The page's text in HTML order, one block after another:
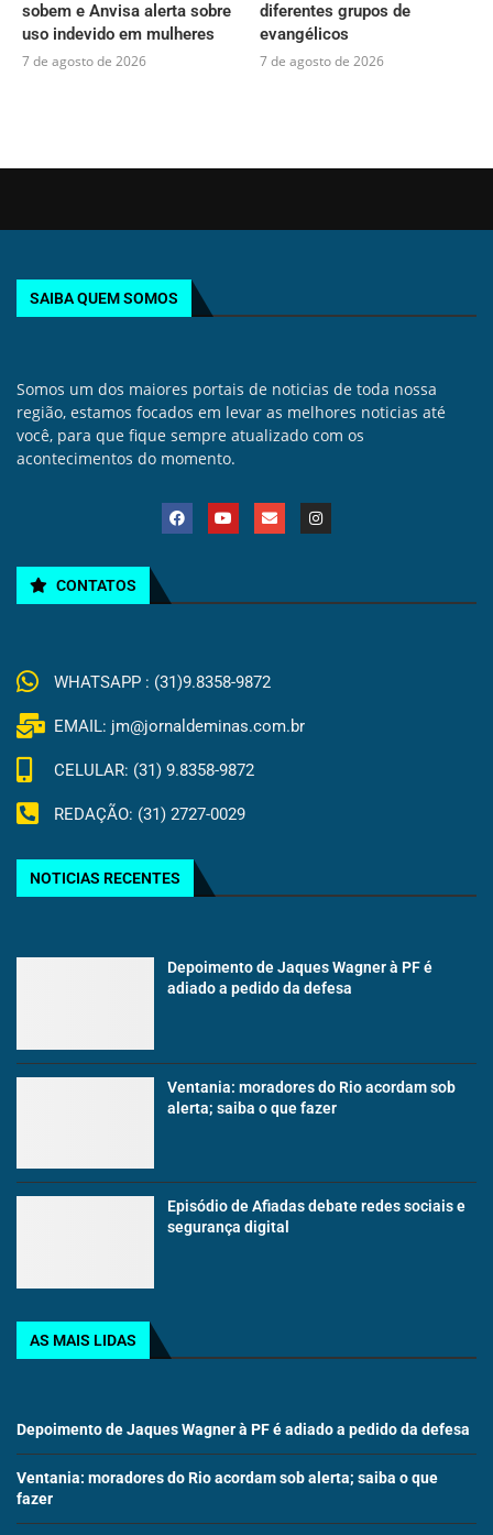
sobem e Anvisa alerta sobre
uso indevido em mulheres
7 de agosto de 2026
diferentes grupos de
evangélicos
7 de agosto de 2026
SAIBA QUEM SOMOS
Somos um dos maiores portais de noticias de toda nossa
região, estamos focados em levar as melhores noticias até
você, para que fique sempre atualizado com os
acontecimentos do momento.
CONTATOS
WHATSAPP : (31)9.8358-9872
EMAIL: jm@jornaldeminas.com.br
CELULAR: (31) 9.8358-9872
REDAÇÃO: (31) 2727-0029
NOTICIAS RECENTES
Depoimento de Jaques Wagner à PF é
adiado a pedido da defesa
Ventania: moradores do Rio acordam sob
alerta; saiba o que fazer
Episódio de Afiadas debate redes sociais e
segurança digital
AS MAIS LIDAS
Depoimento de Jaques Wagner à PF é adiado a pedido da defesa
Ventania: moradores do Rio acordam sob alerta; saiba o que
fazer